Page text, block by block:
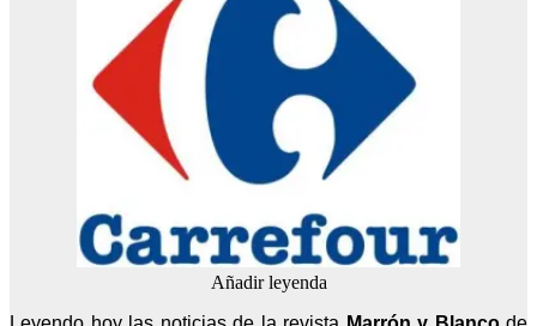
Añadir leyenda